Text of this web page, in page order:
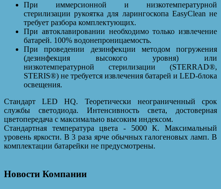
При иммерсионной и низкотемпературной
стерилизации рукоятка для ларингоскопа EasyClean не
требует разбора комплектующих.
При автоклавировании необходимо только извлечение
батарей. 100% водонепроницаемость.
При проведении дезинфекции методом погружения
(дезинфекция высокого уровня) или
низкотемпературной стерилизации (STERRAD®,
STERIS®) не требуется извлечения батарей и LED-блока
освещения.
Стандарт LED HQ. Теоретически неограниченный срок
службы светодиода. Интенсивность света, достоверная
цветопередача с максимально высоким индексом.
Стандартная температура цвета - 5000 К. Максимальный
уровень яркости. В 3 раза ярче обычных галогеновых ламп. В
комплектации батарейки не предусмотрены.
Новости Компании